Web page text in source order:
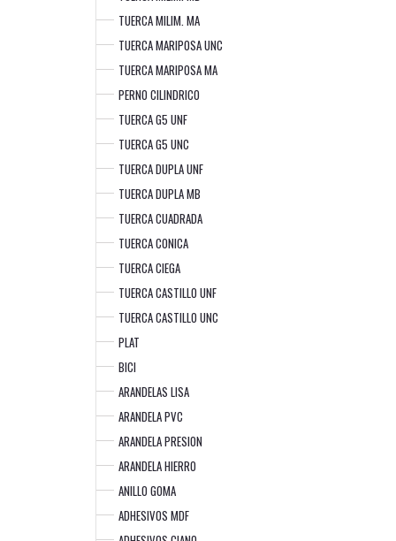
TUERCA MILIM. MA
TUERCA MARIPOSA UNC
TUERCA MARIPOSA MA
PERNO CILINDRICO
TUERCA G5 UNF
TUERCA G5 UNC
TUERCA DUPLA UNF
TUERCA DUPLA MB
TUERCA CUADRADA
TUERCA CONICA
TUERCA CIEGA
TUERCA CASTILLO UNF
TUERCA CASTILLO UNC
PLAT
BICI
ARANDELAS LISA
ARANDELA PVC
ARANDELA PRESION
ARANDELA HIERRO
ANILLO GOMA
ADHESIVOS MDF